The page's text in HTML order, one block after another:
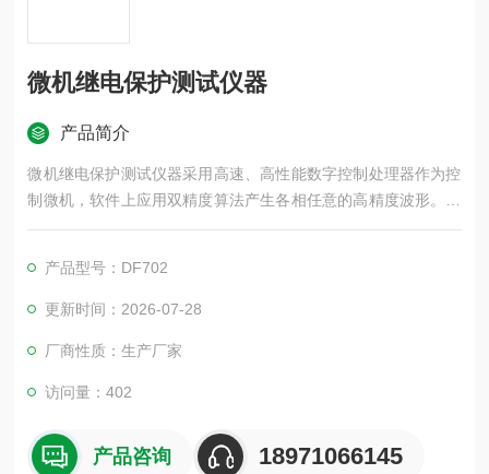
微机继电保护测试仪器
产品简介
微机继电保护测试仪器采用高速、高性能数字控制处理器作为控
制微机，软件上应用双精度算法产生各相任意的高精度波形。由
于采用一体结构，各部分结合紧密，数据传输距离短，结构紧
频带窄导致的输出波形点数少的问题。
产品型号：DF702
更新时间：2026-07-28
厂商性质：生产厂家
访问量：402
产品咨询 18971066145